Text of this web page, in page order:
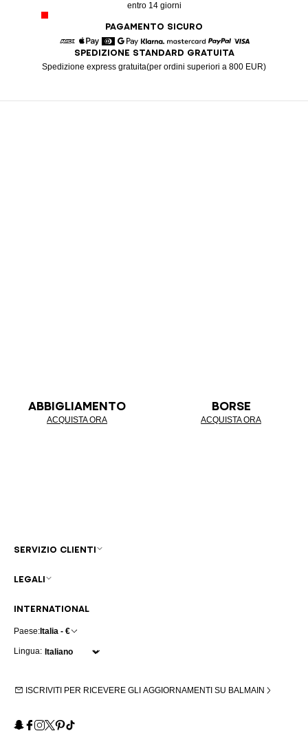
entro 14 giorni
PAGAMENTO SICURO
American Express
Apple Pay
DinersGoogle Pay
Klarna MastercardPaypal
SPEDIZIONE STANDARD GRATUITA
Spedizione express gratuita(per ordini superiori a 800 EUR)
ABBIGLIAMENTO
ACQUISTA ORA
BORSE
ACQUISTA ORA
INTERNATIONAL
Paese:Italia - €
Lingua:
ISCRIVITI PER RICEVERE GLI AGGIORNAMENTI SU BALMAIN
Snapchat
Facebook
Instagram
X Pinterest
TikTok
SERVIZIO CLIENTI
LEGALI